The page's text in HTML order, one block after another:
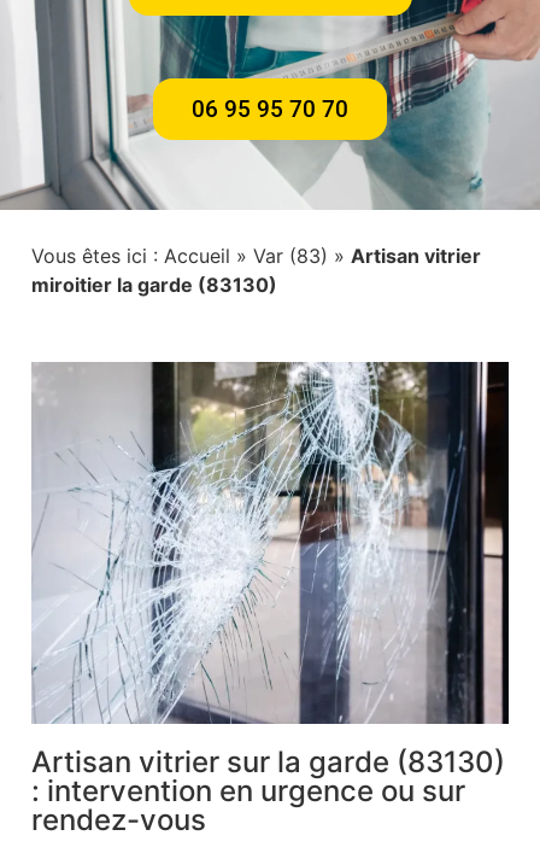
06 95 95 70 70
Vous êtes ici : Accueil » Var (83) » Artisan vitrier
miroitier la garde (83130)
Artisan vitrier sur la garde (83130)
: intervention en urgence ou sur
rendez-vous